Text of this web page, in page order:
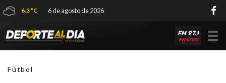
6.3 ºC 6 de agosto de 2026
FM 97.1
EN VIVO
Fútbol